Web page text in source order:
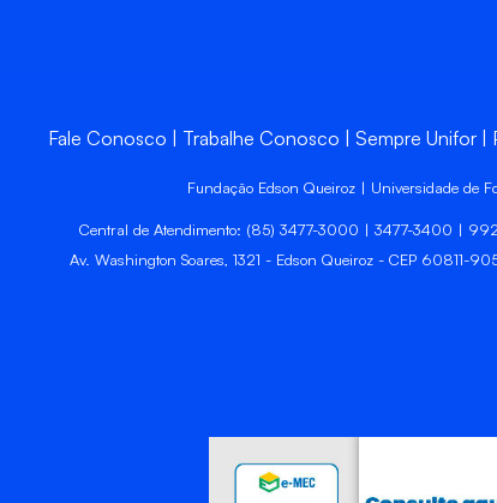
Fale Conosco Trabalhe Conosco Sempre Unifor
Fundação Edson Queiroz | Universidade de
Central de Atendimento: (85) 3477-3000 | 3477-3400 |
Av. Washington Soares, 1321 - Edson Queiroz - CEP 60811-